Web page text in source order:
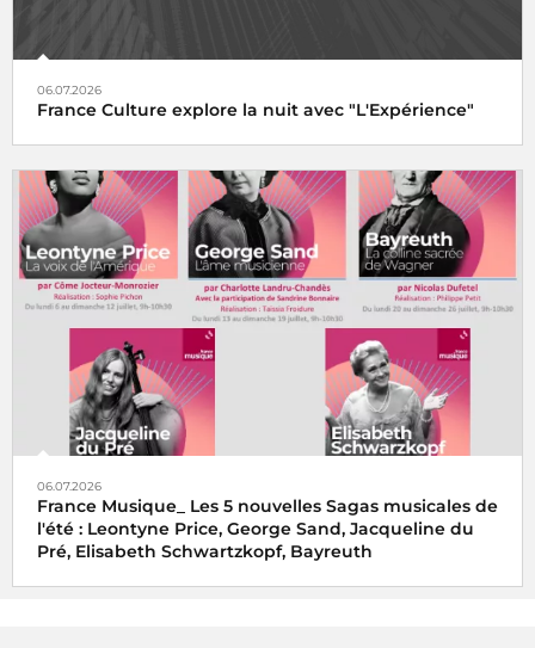
06.07.2026
France Culture explore la nuit avec "L'Expérience"
06.07.2026
France Musique_ Les 5 nouvelles Sagas musicales de
l'été : Leontyne Price, George Sand, Jacqueline du
Pré, Elisabeth Schwartzkopf, Bayreuth